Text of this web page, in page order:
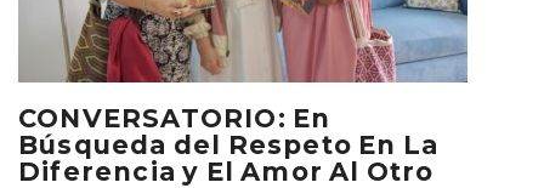
CONVERSATORIO: En
Búsqueda del Respeto En La
Diferencia y El Amor Al Otro